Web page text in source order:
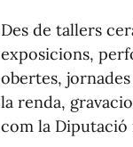
Des de tallers
exposicions,
obertes,
la renda,
com la Diputació